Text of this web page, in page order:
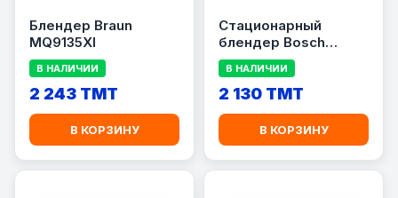
Блендер Braun
MQ9135XI
В НАЛИЧИИ
2 243 TMT
В КОРЗИНУ
Стационарный
блендер Bosch
MMB6141B
В НАЛИЧИИ
2 130 TMT
В КОРЗИНУ